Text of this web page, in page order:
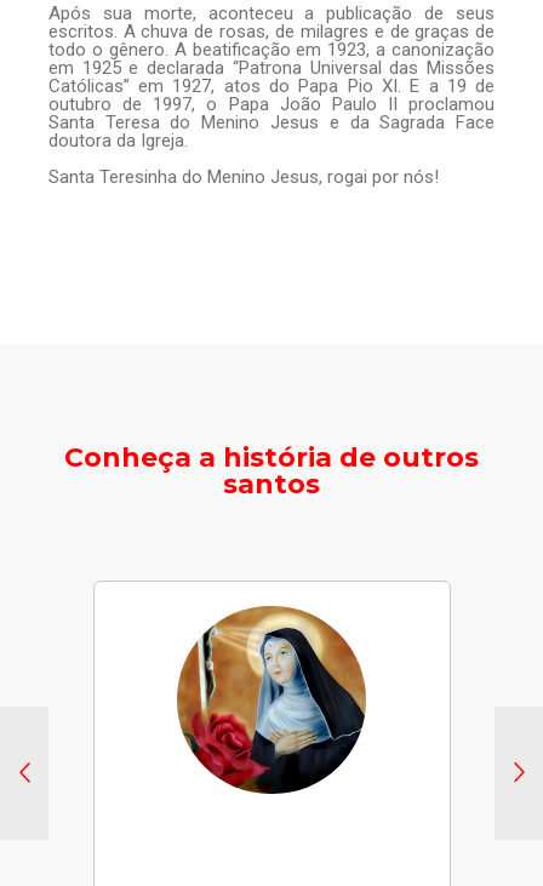
Após sua morte, aconteceu a publicação de seus
escritos. A chuva de rosas, de milagres e de graças de
todo o gênero. A beatificação em 1923, a canonização
em 1925 e declarada “Patrona Universal das Missões
Católicas” em 1927, atos do Papa Pio XI. E a 19 de
outubro de 1997, o Papa João Paulo II proclamou
Santa Teresa do Menino Jesus e da Sagrada Face
doutora da Igreja.
Santa Teresinha do Menino Jesus, rogai por nós!
Conheça a história de outros
santos